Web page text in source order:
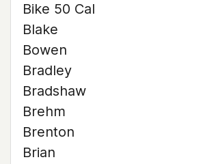
Bike 50 Cal
Blake
Bowen
Bradley
Bradshaw
Brehm
Brenton
Brian